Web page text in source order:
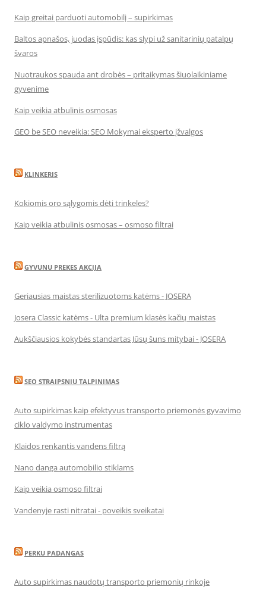
Kaip greitai parduoti automobilį – supirkimas
Baltos apnašos, juodas įspūdis: kas slypi už sanitarinių patalpų
švaros
Nuotraukos spauda ant drobės – pritaikymas šiuolaikiniame
gyvenime
Kaip veikia atbulinis osmosas
GEO be SEO neveikia: SEO Mokymai eksperto įžvalgos
KLINKERIS
Kokiomis oro sąlygomis dėti trinkeles?
Kaip veikia atbulinis osmosas – osmoso filtrai
GYVUNU PREKES AKCIJA
Geriausias maistas sterilizuotoms katėms - JOSERA
Josera Classic katėms - Ulta premium klasės kačių maistas
Aukščiausios kokybės standartas Jūsų šuns mitybai - JOSERA
SEO STRAIPSNIU TALPINIMAS
Auto supirkimas kaip efektyvus transporto priemonės gyvavimo
ciklo valdymo instrumentas
Klaidos renkantis vandens filtrą
Nano danga automobilio stiklams
Kaip veikia osmoso filtrai
Vandenyje rasti nitratai - poveikis sveikatai
PERKU PADANGAS
Auto supirkimas naudotų transporto priemonių rinkoje